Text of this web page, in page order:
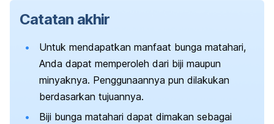
Catatan akhir
Untuk mendapatkan manfaat bunga matahari,
Anda dapat memperoleh dari biji maupun
minyaknya. Penggunaannya pun dilakukan
berdasarkan tujuannya.
Biji bunga matahari dapat dimakan sebagai